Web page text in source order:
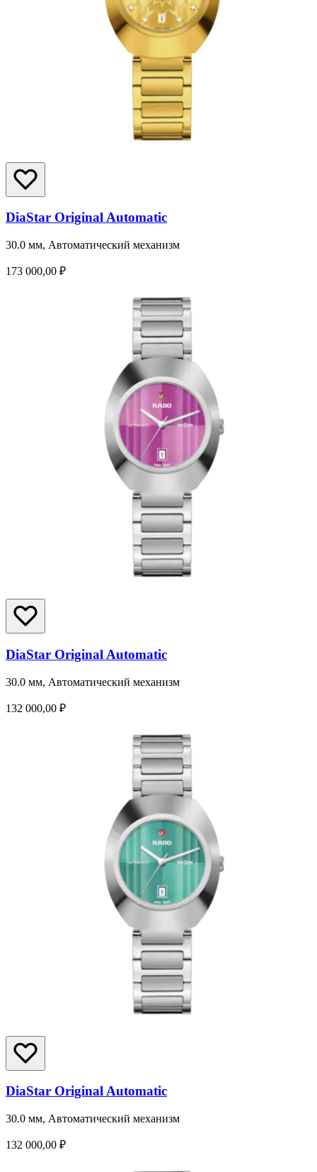
DiaStar Original Automatic
30.0 мм, Автоматический механизм
173 000,00 ₽
DiaStar Original Automatic
30.0 мм, Автоматический механизм
132 000,00 ₽
DiaStar Original Automatic
30.0 мм, Автоматический механизм
132 000,00 ₽